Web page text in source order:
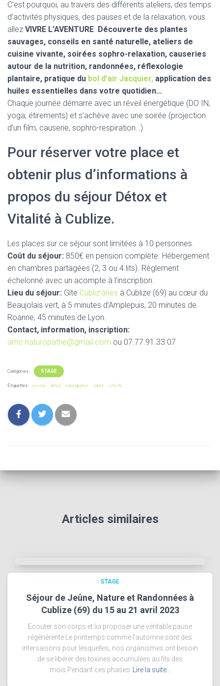
C’est pourquoi, au travers des différents ateliers, des temps
d’activités physiques, des pauses et de la relaxation, vous
allez VIVRE L’AVENTURE. Découverte des plantes
sauvages, conseils en santé naturelle, ateliers de
cuisine vivante, soirées sophro-relaxation, causeries
autour de la nutrition, randonnées, réflexologie
plantaire, pratique du bol d’air Jacquier, application des
huiles essentielles dans votre quotidien…
Chaque journée démarre avec un réveil énergétique (DO IN,
yoga, étirements) et s’achève avec une soirée (projection
d’un film, causerie, sophro-respiration…).
Pour réserver votre place et
obtenir plus d’informations à
propos du séjour Détox et
Vitalité à Cublize.
Les places sur ce séjour sont limitées à 10 personnes.
Coût du séjour: 850€ en pension complète. Hébergement
en chambres partagées (2, 3 ou 4 lits). Règlement
échelonné avec un acompte à l’inscription.
Lieu du séjour: Gîte Cubliz’ânes à Cublize (69) au cœur du
Beaujolais vert, à 5 minutes d’Amplepuis, 20 minutes de
Roanne, 45 minutes de Lyon.
Contact, information, inscription:
amc.naturopathe@gmail.com ou 07.77.91.33.07
Catégories : STAGE
Étiquettes : cuisine détox naturopathie santé vitalité
Articles similaires
STAGE
Séjour de Jeûne, Nature et Randonnées à
Cublize (69) du 15 au 21 avril 2023
Ecouter son corps et lui proposer une véritable pause
régénérente Le printemps comme l’automne sont des
intersaisons pour lesquelles, nos organismes ont besoin
de se libérer des toxines accumulées au fils des
mois.Pendant ces phases Lire la suite…